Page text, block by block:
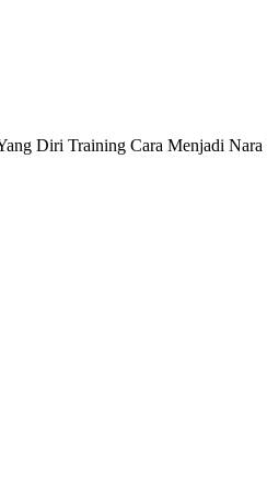
Diri Training Cara Menjadi